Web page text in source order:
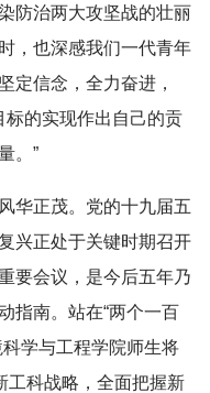
防治两大攻坚战的壮丽
，也深感我们一代青年
定信念，全力奋进，
标的实现作出自己的贡
。”
华正茂。党的十九届五
兴正处于关键时期召开
要会议，是今后五年乃
指南。站在“两个一百
学与工程学院师生将
工科战略，全面把握新